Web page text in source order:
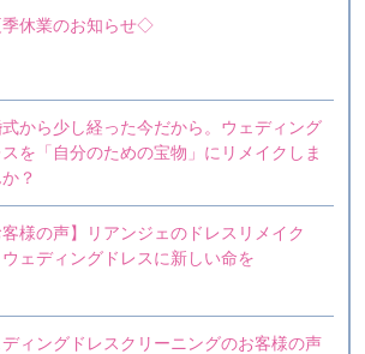
休業のお知らせ◇
から少し経った今だから。ウェディング
スを「自分のための宝物」にリメイクしま
？
客様の声】リアンジェのドレスリメイク
ェディングドレスに新しい命を
ディングドレスクリーニングのお客様の声